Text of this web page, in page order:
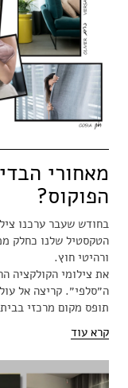
מאחורי
הפוקוס?
בחודש שעבר ערכנו
הטקסטיל שלנו כחלק
ורהיטי חוץ.
את צילומי הקולקציה
ה״סלפי״. קריצה אל
תופס מקום מרכזי
קרא עוד